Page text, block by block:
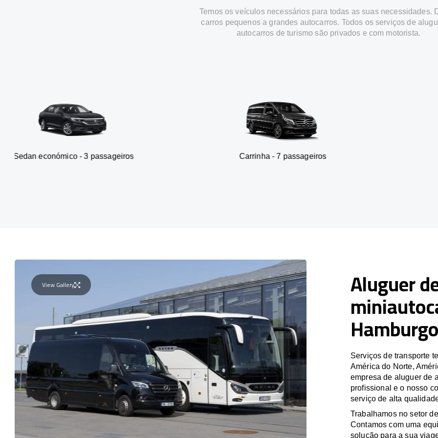
Temos os veículos necessários para todas as suas necessidades.
carros pequenos a grandes autocarros. Todos os serviços de
autocarros de turismo são privados e com motorista.
- 3 passageiros Carrinha - 7 passageiros SUV - 3
View Gallery Aluguer
Serviços de transporte
América do Norte,
empresa de aluguer de
profissional e o nosso
serviço de alta
Trabalhamos no setor
Contamos com uma
solução para a sua